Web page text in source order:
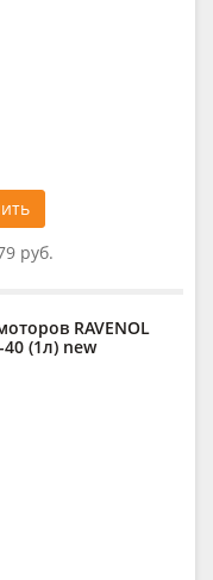
руб.
RAVENOL
(1л) new